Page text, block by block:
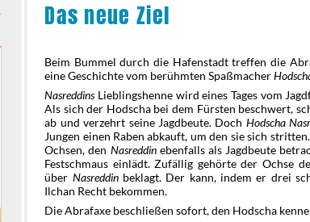
Das neue Ziel
Beim Bummel durch die Hafenstadt treffen die
eine Geschichte vom berühmten Spaßmacher
NasreddinsLieblingshenne wird eines Tages vom
Als sich der Hodscha bei dem Fürsten beschwert,
ab und verzehrt seine Jagdbeute. Doch Hodscha
Jungen einen Raben abkauft, um den sie sich
Ochsen, den Nasreddinebenfalls als Jagdbeute
Festschmaus einlädt. Zufällig gehörte der Ochse
über Nasreddinbeklagt. Der kann, indem er drei
Ilchan Recht bekommen.
Die Abrafaxe beschließen sofort, den Hodscha